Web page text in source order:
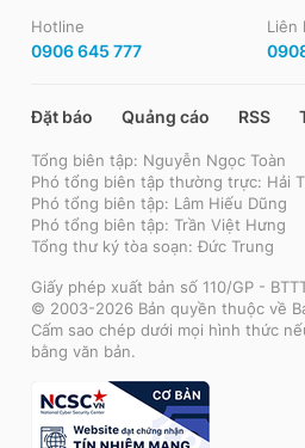
Hotline
0906 645 777
Liên
Đặt báo Quảng cáo RSS
Tổng biên tập: Nguyễn Ngọc Toàn
Phó tổng biên tập thường trực: Hải
Phó tổng biên tập: Lâm Hiếu Dũng
Phó tổng biên tập: Trần Việt Hưng
Tổng thư ký tòa soạn: Đức Trung
Giấy phép xuất bản số 110/GP -
© 2003-2026 Bản quyền thuộc về
Cấm sao chép dưới mọi hình thức
bằng văn bản.